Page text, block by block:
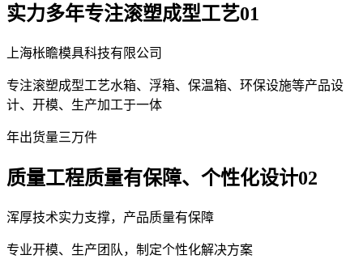
实力多年专注滚塑成型工艺01
上海枨瞻模具科技有限公司
专注滚塑成型工艺水箱、浮箱、保温箱、环保设施等产品设
计、开模、生产加工于一体
年出货量三万件
质量工程质量有保障、个性化设计02
浑厚技术实力支撑，产品质量有保障
专业开模、生产团队，制定个性化解决方案